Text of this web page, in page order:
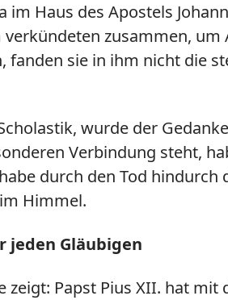
im Haus des Apostels
zusammen,
fanden sie in ihm nicht die
wurde der
Verbindung steht,
durch den Tod
Himmel.
jeden Gläubigen
zeigt: Papst Pius XII. hat